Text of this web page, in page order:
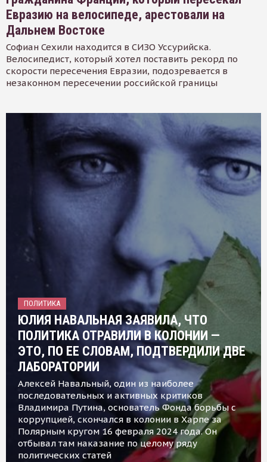
Евразию на велосипеде, арестовали на
Дальнем Востоке
Софиан Сехили находится в СИЗО Уссурийска.
Велосипедист, который хотел поставить рекорд по
скорости пересечения Евразии, подозревается в
незаконном пересечении российской границы
ПОЛИТИКА
ЮЛИЯ НАВАЛЬНАЯ ЗАЯВИЛА, ЧТО
ПОЛИТИКА ОТРАВИЛИ В КОЛОНИИ —
ЭТО, ПО ЕЕ СЛОВАМ, ПОДТВЕРДИЛИ ДВЕ
ЛАБОРАТОРИИ
Алексей Навальный, один из наиболее
последовательных и активных критиков
Владимира Путина, основатель Фонда борьбы с
коррупцией, скончался в колонии в Харпе за
Полярным кругом 16 февраля 2024 года. Он
отбывал там наказание по целому ряду
политических статей